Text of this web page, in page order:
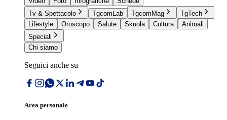
Tv & Spettacolo
TgcomLab TgcomMag
TgTech
Lifestyle
Oroscopo Salute Skuola Cultura
Animali
Speciali
Chi siamo
Seguici anche su
Area personale